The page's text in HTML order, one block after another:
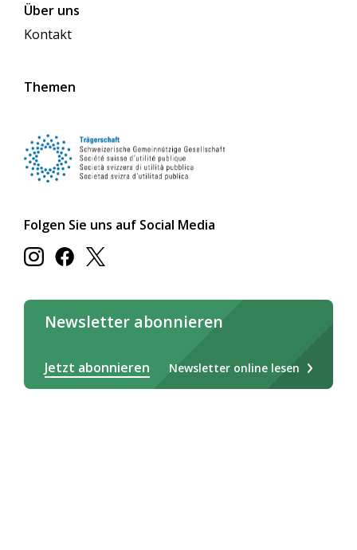
Über uns
Kontakt
Themen
Folgen Sie uns auf Social Media
Newsletter abonnieren
Jetzt abonnieren Newsletter online lesen